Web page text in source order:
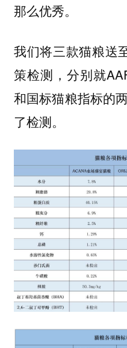
那么优秀。
我们将三款猫粮送
策检测， 分别就
和国标猫粮指标的
了检测。